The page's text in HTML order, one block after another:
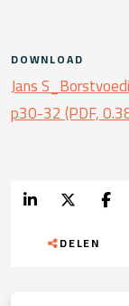
DOWNLOAD
Jans
p30-32 (PDF,
DELEN